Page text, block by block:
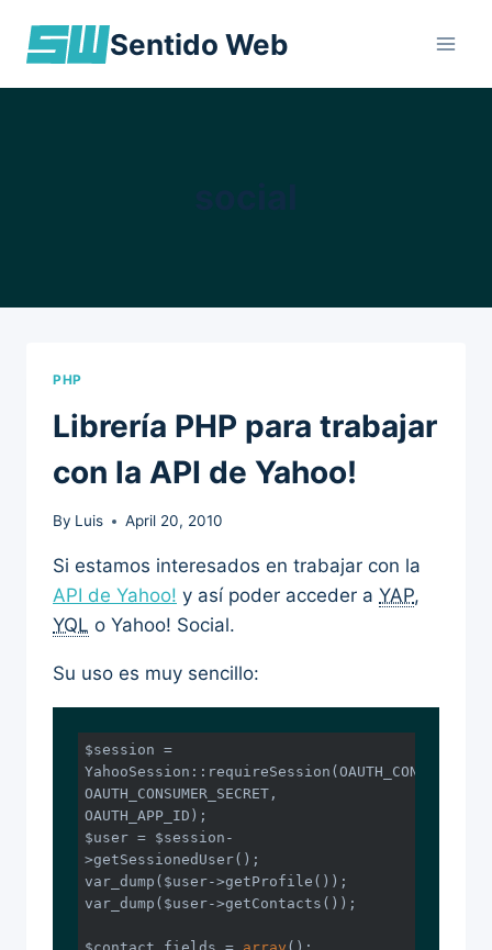
Sentido Web
PHP
Librería PHP para trabajar
con la API de Yahoo!
By Luis April 20, 2010
Si estamos interesados en trabajar con la
API de Yahoo! y así poder acceder a YAP,
YQL o Yahoo! Social.
Su uso es muy sencillo:
$session =
OAUTH_CONSUMER_SECRET,
OAUTH_APP_ID);
$user = $session-
>getSessionedUser();
var_dump($user->getProfile());
var_dump($user->getContacts());